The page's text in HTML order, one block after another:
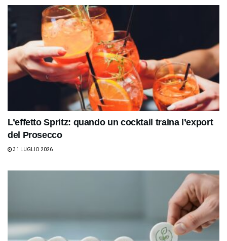
L’effetto Spritz: quando un cocktail traina l’export
del Prosecco
31 LUGLIO 2026